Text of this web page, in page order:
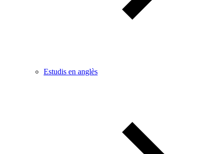
Estudis en anglès